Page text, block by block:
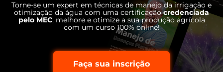
Torne-se um expert em técnicas de manejo da irrigação e
otimização da água com uma certificaçãocredenciada
pelo MEC, melhore e otimize a sua produção agrícola
com um curso 100% online!
Faça sua inscrição